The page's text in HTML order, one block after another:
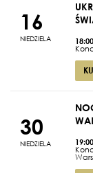
16
NIEDZIELA 18:00
30
NIEDZIELA 19:00